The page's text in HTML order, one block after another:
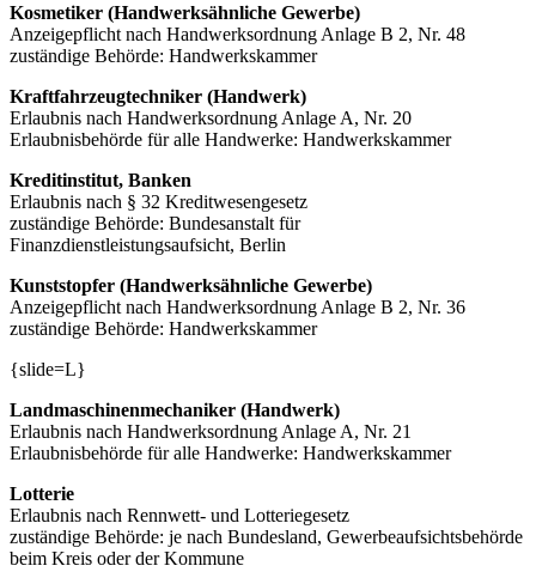
Kosmetiker (Handwerksähnliche Gewerbe)
Anzeigepflicht nach Handwerksordnung Anlage B 2, Nr. 48
zuständige Behörde: Handwerkskammer
Kraftfahrzeugtechniker (Handwerk)
Erlaubnis nach Handwerksordnung Anlage A, Nr. 20
Erlaubnisbehörde für alle Handwerke: Handwerkskammer
Kreditinstitut, Banken
Erlaubnis nach § 32 Kreditwesengesetz
zuständige Behörde: Bundesanstalt für
Finanzdienstleistungsaufsicht, Berlin
Kunststopfer (Handwerksähnliche Gewerbe)
Anzeigepflicht nach Handwerksordnung Anlage B 2, Nr. 36
zuständige Behörde: Handwerkskammer
{slide=L}
Landmaschinenmechaniker (Handwerk)
Erlaubnis nach Handwerksordnung Anlage A, Nr. 21
Erlaubnisbehörde für alle Handwerke: Handwerkskammer
Lotterie
Erlaubnis nach Rennwett- und Lotteriegesetz
zuständige Behörde: je nach Bundesland, Gewerbeaufsichtsbehörde
beim Kreis oder der Kommune